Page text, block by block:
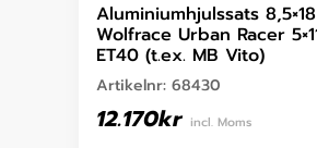
Aluminiumhjulssats 8,5×18
Wolfrace Urban Racer
ET40 (t.ex. MB Vito)
Artikelnr: 68430
12.170kr incl. Moms